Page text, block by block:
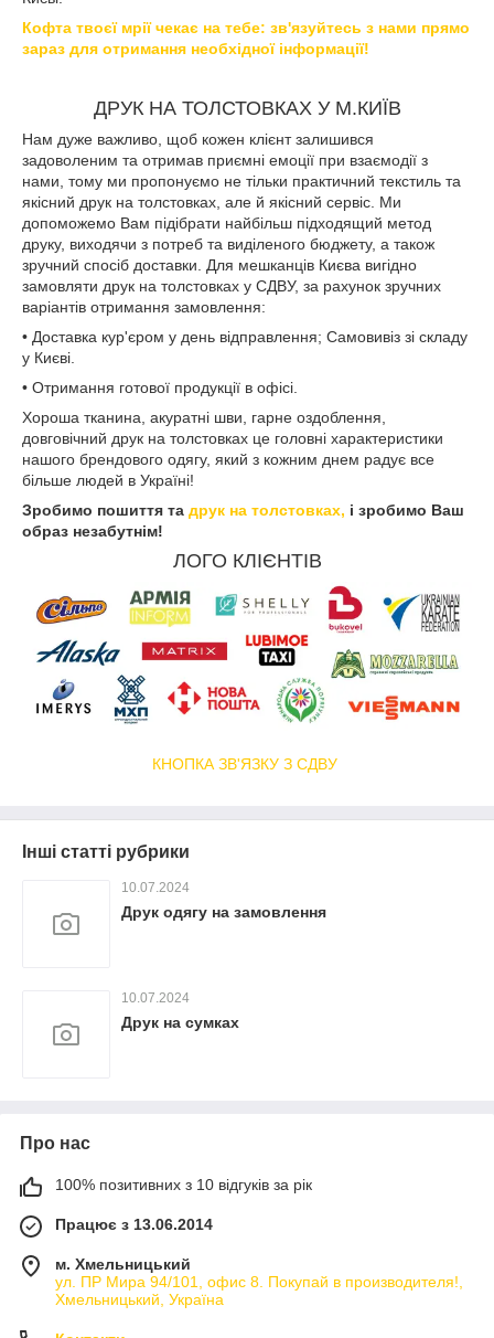
Кофта твоєї мрії чекає на тебе: зв'язуйтесь з нами прямо
зараз для отримання необхідної інформації!
ДРУК НА ТОЛСТОВКАХ У М.КИЇВ
Нам дуже важливо, щоб кожен клієнт залишився
задоволеним та отримав приємні емоції при взаємодії з
нами, тому ми пропонуємо не тільки практичний текстиль та
якісний друк на толстовках, але й якісний сервіс. Ми
допоможемо Вам підібрати найбільш підходящий метод
друку, виходячи з потреб та виділеного бюджету, а також
зручний спосіб доставки. Для мешканців Києва вигідно
замовляти друк на толстовках у СДВУ, за рахунок зручних
варіантів отримання замовлення:
• Доставка кур'єром у день відправлення; Самовивіз зі складу
у Києві.
• Отримання готової продукції в офісі.
Хороша тканина, акуратні шви, гарне оздоблення,
довговічний друк на толстовках це головні характеристики
нашого брендового одягу, який з кожним днем радує все
більше людей в Україні!
Зробимо пошиття та друк на толстовках, і зробимо Ваш
образ незабутнім!
ЛОГО КЛІЄНТІВ
КНОПКА ЗВ'ЯЗКУ З СДВУ
Інші статті рубрики
10.07.2024
Друк одягу на замовлення
10.07.2024
Друк на сумках
Про нас
100% позитивних з 10 відгуків за рік
Працює з 13.06.2014
м. Хмельницький
ул. ПР Мира 94/101, офис 8. Покупай в производителя!,
Хмельницький, Україна